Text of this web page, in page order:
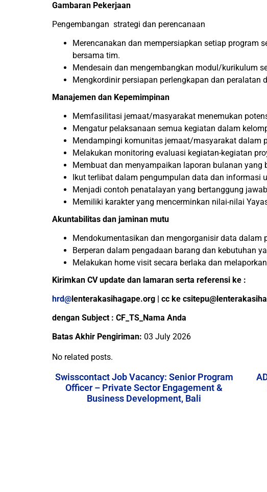
Gambaran Pekerjaan
Pengembangan strategi dan perencanaan
Merencanakan dan mempersiapkan setiap program
bersama tim.
Mendesain dan mengembangkan modul/kurikulum
Mengkordinir persiapan perlengkapan dan
Manajemen dan Kepemimpinan
Memfasilitasi jemaat/masyarakat menemukan
Mengatur pelaksanaan semua kegiatan dalam
Mendampingi komunitas jemaat/masyarakat dalam
Melakukan monitoring evaluasi kegiatan-kegiatan
Membuat dan menyampaikan laporan bulanan yang
Ikut terlibat dalam pengumpulan data dan informasi
Menjadi contoh penatalayan yang bertanggung
Memiliki karakter yang mencerminkan nilai-nilai
Akuntabilitas dan jaminan mutu
Mendokumentasikan dan mengorganisir data
Berperan dalam pengadaan barang dan kebutuhan
Melakukan home visit secara berlaka dan
Kirimkan CV update dan lamaran serta referensi ke :
hrd@lenterakasihagape.org | cc ke
dengan Subject : CF_TS_Nama Anda
Batas Akhir Pengiriman: 03 July 2026
No related posts.
Swisscontact Job Vacancy: Senior Program
Officer – Private Sector Engagement &
Business Development, Bali